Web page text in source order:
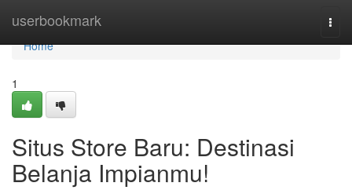
userbookmark
Home
Home
1
Situs Store Baru: Destinasi
Belanja Impianmu!